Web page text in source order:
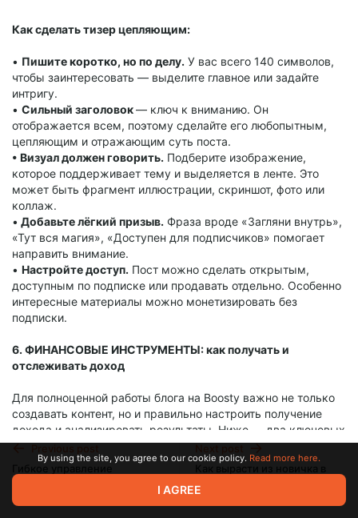
Как сделать тизер цепляющим:
• Пишите коротко, но по делу. У вас всего 140 символов,
чтобы заинтересовать — выделите главное или задайте
интригу.
• Сильный заголовок— ключ к вниманию. Он
отображается всем, поэтому сделайте его любопытным,
цепляющим и отражающим суть поста.
• Визуал должен говорить. Подберите изображение,
которое поддерживает тему и выделяется в ленте. Это
может быть фрагмент иллюстрации, скриншот, фото или
коллаж.
• Добавьте лёгкий призыв. Фраза вроде «Загляни внутрь»,
«Тут вся магия», «Доступен для подписчиков» помогает
направить внимание.
• Настройте доступ. Пост можно сделать открытым,
доступным по подписке или продавать отдельно. Особенно
интересные материалы можно монетизировать без
подписки.
6. ФИНАНСОВЫЕ ИНСТРУМЕНТЫ: как получать и
отслеживать доход
Для полноценной работы блога на Boosty важно не только
создавать контент, но и правильно настроить получение
дохода и анализировать результаты. Ниже — два ключевых
раздела, которые стоит настроить в первую очередь.
➡️ Способ вывода
Чтобы начать получать выплаты с Boosty, необходимо
подписками на Boosty:
подписчиков
Apr 09 2025 12:22
уровней подписки Boosty
By using the site, you agree to our cookie policy. Read more here.
I AGREE